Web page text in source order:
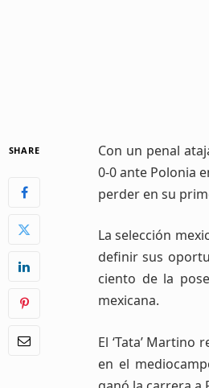
SHARE Con un penal
0-0 ante Polonia
perder en su
La selección
definir sus
ciento de la
mexicana.
El ‘Tata’
en el